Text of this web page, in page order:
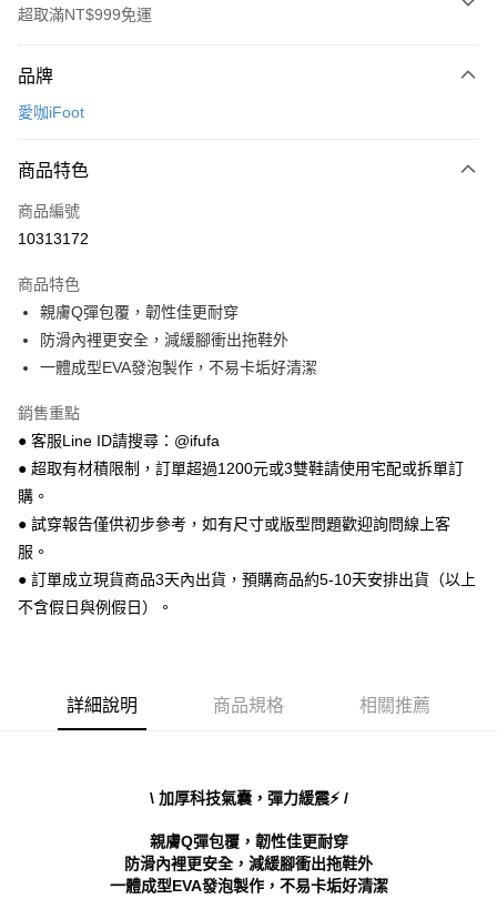
超取滿NT$999免運
信用卡一次付款
LINE Pay
Apple Pay
悠遊付
Google Pay
全盈+PAY
AFTEE先享後付
相關說明
【關於「AFTEE先享後付」】
AFTEE先享後付是「在收到商品之後才付款」的支付方式。 讓您購物簡單
１．簡單：不需註冊會員、不需綁卡、不需儲值。
２．便利：只要手機號碼，簡訊認證，即可結帳。
３．安心：先確認商品／服務後，再付款。
【「AFTEE先享後付」結帳流程】
ATM／網路銀行／等多元方式進行付款，方視為交易完成。
※ 請注意：結帳手續完成當下不需立刻繳費，但若您需要取消訂單，請聯絡
※ 交易是否成功請以「AFTEE先享後付 」之結帳頁面顯示為準，若有關於
是否繳費成功／繳費後需取消欲退款等相關疑問，請聯繫「AFTEE先享後付
https://netprotections.freshdesk.com/support/home
１．透過由恩沛科技股份有限公司提供之「AFTEE先享後付」服務完成之交
ATM付款
全家 取貨付款
每筆NT$70，滿NT$999(含以上)免運費
7-11 取貨付款
每筆NT$90，滿NT$999(含以上)免運費
品牌
愛咖iFoot
商品特色
商品編號
10313172
商品特色
親膚Q彈包覆，韌性佳更耐穿
防滑內裡更安全，減緩腳衝出拖鞋外
一體成型EVA發泡製作，不易卡垢好清潔
銷售重點
● 客服Line ID請搜尋：@ifufa
● 超取有材積限制，訂單超過1200元或3雙鞋請使用宅配或拆單訂
購。
● 試穿報告僅供初步參考，如有尺寸或版型問題歡迎詢問線上客
服。
● 訂單成立現貨商品3天內出貨，預購商品約5-10天安排出貨（以上
不含假日與例假日）。
詳細說明 商品規格 相關推薦
\ 加厚科技氣囊，彈力緩震⚡ /
親膚Q彈包覆，韌性佳更耐穿
防滑內裡更安全，減緩腳衝出拖鞋外
一體成型EVA發泡製作，不易卡垢好清潔